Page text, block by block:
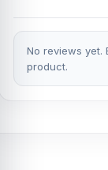
No reviews yet.
product.